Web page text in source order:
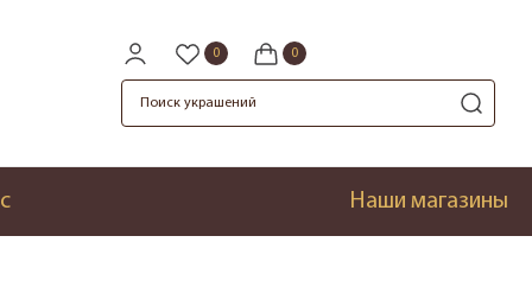
Наши магазины